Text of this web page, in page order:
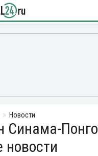
Новости
Синама-
новости